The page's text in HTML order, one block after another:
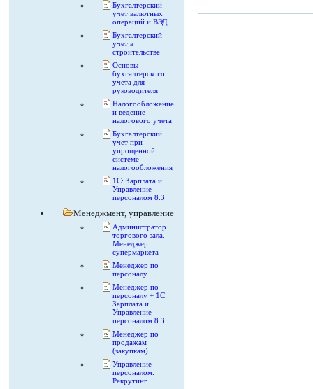
Бухгалтерский
учет валютных
операций и ВЭД
Бухгалтерский
учет в
строительстве
Основы
бухгалтерского
учета для
руководителя
Налогообложение
и ведение
налогового учета
Бухгалтерский
учет при
упрощенной
системе
налогообложения
1С: Зарплата и
Управление
персоналом 8.3
Менеджмент, управление
Администратор
торгового зала.
Менеджер
супермаркета
Менеджер по
персоналу
Менеджер по
персоналу + 1С:
Зарплата и
Управление
персоналом 8.3
Менеджер по
продажам
(закупкам)
Управление
персоналом.
Рекрутинг.